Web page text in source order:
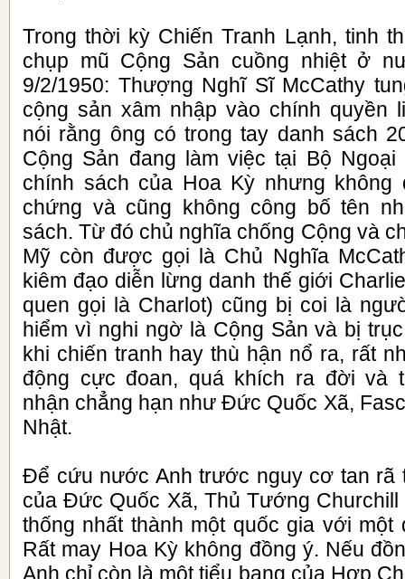
Trong thời kỳ Chiến Tranh Lạnh, tinh
chụp mũ Cộng Sản cuồng nhiệt ở
9/2/1950: Thượng Nghĩ Sĩ McCathy
cộng sản xâm nhập vào chính quyền
nói rằng ông có trong tay danh sách
Cộng Sản đang làm việc tại Bộ
chính sách của Hoa Kỳ nhưng
chứng và cũng không công bố tên
sách. Từ đó chủ nghĩa chống Cộng và
Mỹ còn được gọi là Chủ Nghĩa
kiêm đạo diễn lừng danh thế giới
quen gọi là Charlot) cũng bị coi là
hiểm vì nghi ngờ là Cộng Sản và bị
khi chiến tranh hay thù hận nổ ra, rất
động cực đoan, quá khích ra đời và
nhận chẳng hạn như Đức Quốc Xã,
Nhật.
Để cứu nước Anh trước nguy cơ tan rã
của Đức Quốc Xã, Thủ Tướng Churchill
thống nhất thành một quốc gia với một
Rất may Hoa Kỳ không đồng ý. Nếu
Anh chỉ còn là một tiểu bang của Hợp